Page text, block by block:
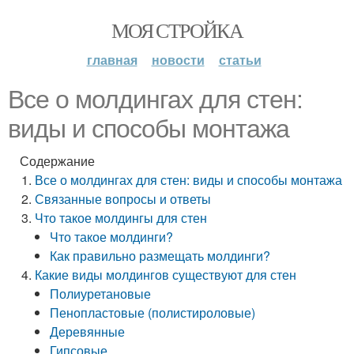
МОЯ СТРОЙКА
главная новости статьи
Все о молдингах для стен:
виды и способы монтажа
Содержание
Все о молдингах для стен: виды и способы монтажа
Связанные вопросы и ответы
Что такое молдингы для стен
Что такое молдинги?
Как правильно размещать молдинги?
Какие виды молдингов существуют для стен
Полиуретановые
Пенопластовые (полистироловые)
Деревянные